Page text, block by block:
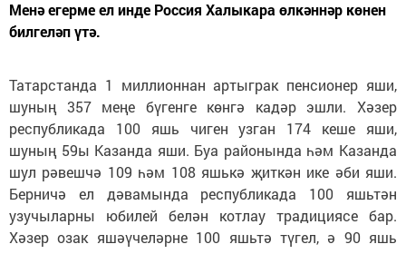
Менә егерме ел инде Россия Халыкара өлкәннәр көнен
билгеләп үтә.
Татарстанда 1 миллионнан артыграк пенсионер яши,
шуның 357 меңе бүгенге көнгә кадәр эшли. Хәзер
республикада 100 яшь чиген узган 174 кеше яши,
шуның 59ы Казанда яши. Буа районында һәм Казанда
шул рәвешчә 109 һәм 108 яшькә җиткән ике әби яши.
Берничә ел дәвамында республикада 100 яшьтән
узучыларны юбилей белән котлау традициясе бар.
Хәзер озак яшәүчеләрне 100 яшьтә түгел, ә 90 яшь